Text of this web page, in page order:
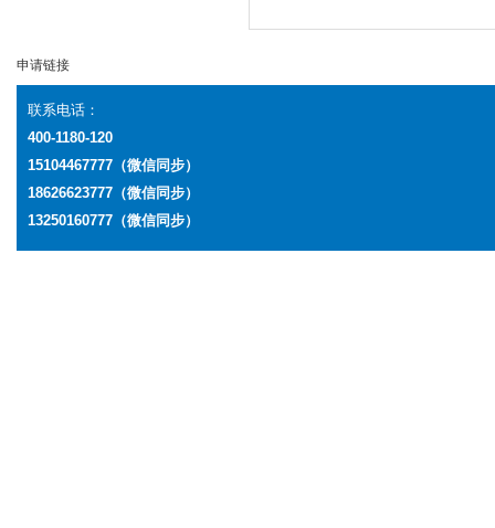
申请链接
联系电话：
400-1180-120
15104467777（微信同步）
18626623777 （微信同步）
13250160777 （微信同步）